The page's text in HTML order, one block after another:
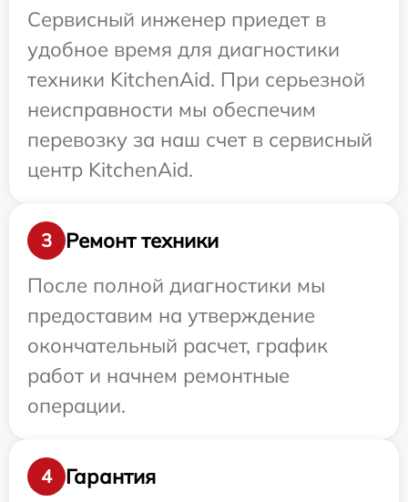
Сервисный инженер приедет в
удобное время для диагностики
техники KitchenAid. При серьезной
неисправности мы обеспечим
перевозку за наш счет в сервисный
центр KitchenAid.
3
Ремонт техники
После полной диагностики мы
предоставим на утверждение
окончательный расчет, график
работ и начнем ремонтные
операции.
4
Гарантия